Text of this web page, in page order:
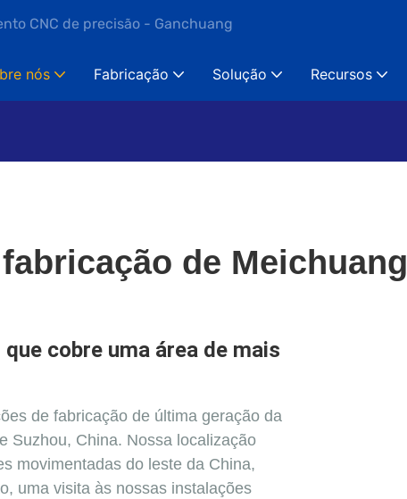
CNC de precisão - Ganchuang
nós Fabricação Solução Recursos
de Meichuang
cobre uma área de mais
de fabricação de última geração da
Suzhou, China. Nossa localização
movimentadas do leste da China,
uma visita às nossas instalações